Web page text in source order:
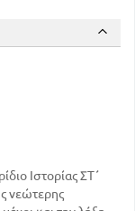
αποκατάσταση
Α' μέχρι την
Ιστορίας ΣΤ΄
νεώτερης